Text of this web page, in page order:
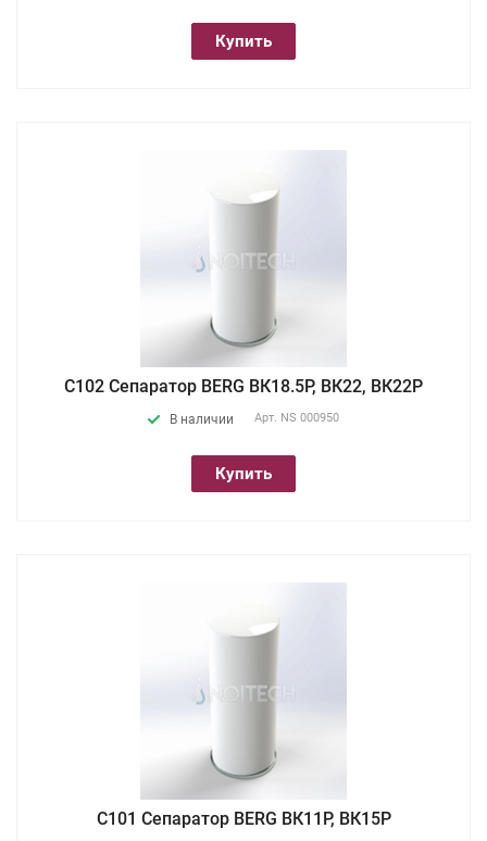
Купить
С102 Сепаратор BERG ВК18.5Р, ВК22, ВК22Р
В наличии Арт. NS 000950
Купить
С101 Сепаратор BERG ВК11Р, ВК15Р